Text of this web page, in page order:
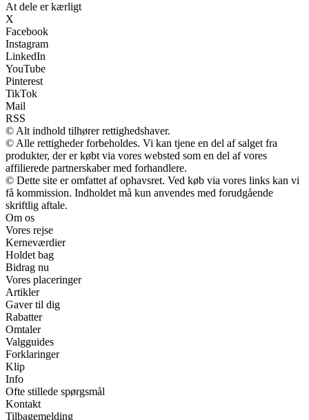
At dele er kærligt
X
Facebook
Instagram
LinkedIn
YouTube
Pinterest
TikTok
Mail
RSS
© Alt indhold tilhører rettighedshaver.
© Alle rettigheder forbeholdes. Vi kan tjene en del af salget fra
produkter, der er købt via vores websted som en del af vores
affilierede partnerskaber med forhandlere.
© Dette site er omfattet af ophavsret. Ved køb via vores links kan vi
få kommission. Indholdet må kun anvendes med forudgående
skriftlig aftale.
Om os
Vores rejse
Kerneværdier
Holdet bag
Bidrag nu
Vores placeringer
Artikler
Gaver til dig
Rabatter
Omtaler
Valgguides
Forklaringer
Klip
Info
Ofte stillede spørgsmål
Kontakt
Tilbagemelding